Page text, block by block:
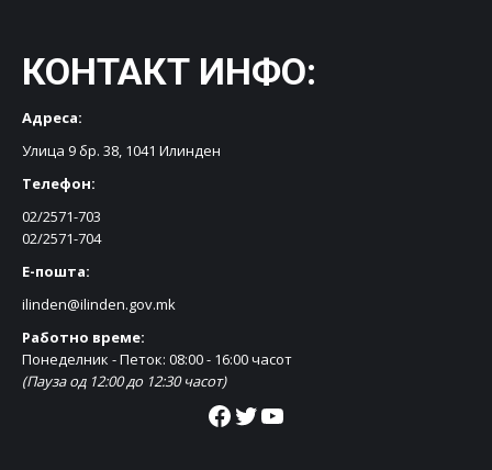
КОНТАКТ ИНФО:
Адреса:
Улица 9 бр. 38, 1041 Илинден
Телефон:
02/2571-703
02/2571-704
Е-пошта:
ilinden@ilinden.gov.mk
Работно време:
Понеделник - Петок: 08:00 - 16:00 часот
(Пауза од 12:00 до 12:30 часот)
Facebook Twitter YouTube